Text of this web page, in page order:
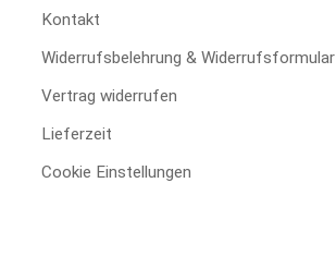
Kontakt
Widerrufsbelehrung & Widerrufsformular
Vertrag widerrufen
Lieferzeit
Cookie Einstellungen